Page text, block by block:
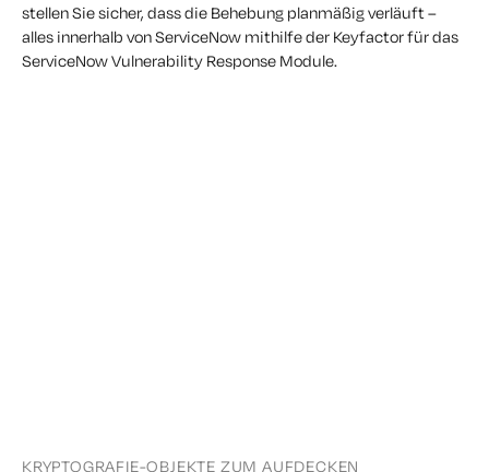
stellen Sie sicher, dass die Behebung planmäßig verläuft –
alles innerhalb von ServiceNow mithilfe der Keyfactor für das
ServiceNow Vulnerability Response Module.
KRYPTOGRAFIE-OBJEKTE ZUM AUFDECKEN